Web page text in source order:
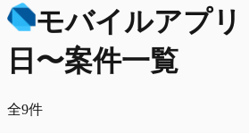
モバイルアプ
日〜案件一覧
全9件